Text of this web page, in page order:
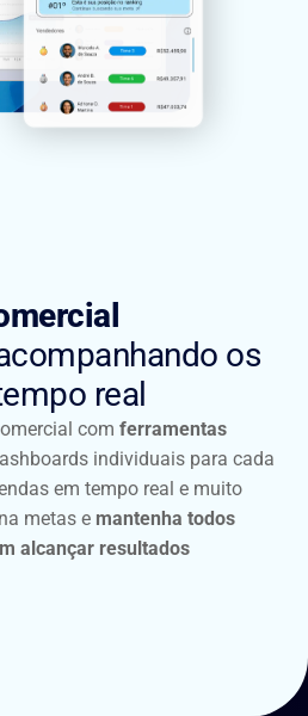
os
real
com ferramentas
individuais para cada
em tempo real e muito
metas e mantenha todos
alcançar resultados